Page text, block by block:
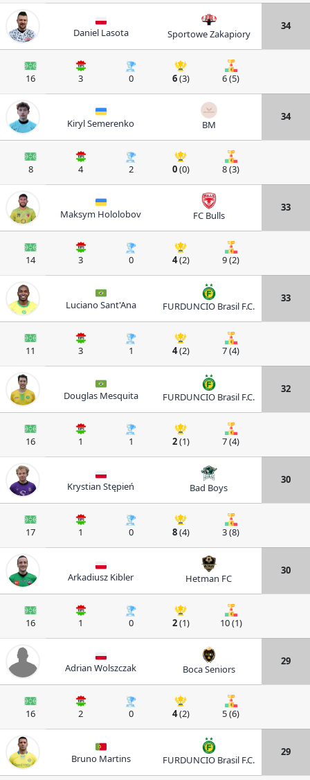
Daniel Lasota Sportowe Zakapiory
34
16 3 0 6(3) 6 (5)
Kiryl Semerenko BM
34
8 4 2 0(0) 8 (3)
Maksym Hololobov FC Bulls
33
14 3 0 4(2) 9 (2)
Luciano Sant'Ana FURDUNCIO Brasil F.C.
33
11 3 1 4(2) 7 (4)
Douglas Mesquita FURDUNCIO Brasil F.C.
32
16 1 1 2(1) 7 (4)
Krystian Stępień Bad Boys
30
17 1 0 8(4) 3 (8)
Arkadiusz Kibler Hetman FC
30
16 1 0 2(1) 10 (1)
Adrian Wolszczak Boca Seniors
29
16 2 0 4(2) 5 (6)
Bruno Martins FURDUNCIO Brasil F.C.
29